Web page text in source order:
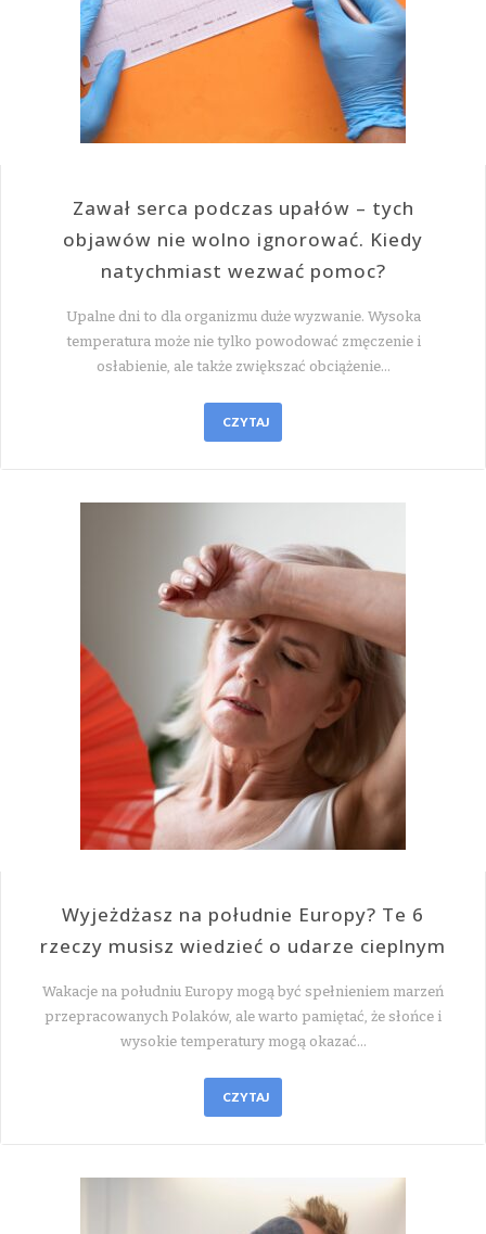
Zawał serca podczas upałów – tych
objawów nie wolno ignorować. Kiedy
natychmiast wezwać pomoc?
Upalne dni to dla organizmu duże wyzwanie. Wysoka
temperatura może nie tylko powodować zmęczenie i
osłabienie, ale także zwiększać obciążenie…
CZYTAJ
Wyjeżdżasz na południe Europy? Te 6
rzeczy musisz wiedzieć o udarze cieplnym
Wakacje na południu Europy mogą być spełnieniem marzeń
przepracowanych Polaków, ale warto pamiętać, że słońce i
wysokie temperatury mogą okazać…
CZYTAJ